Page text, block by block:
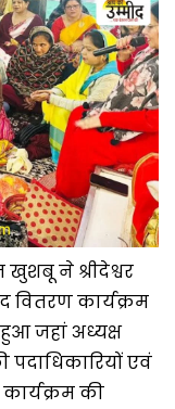
ने श्रीदेश्वर
वितरण कार्यक्रम
जहां अध्यक्ष
एवं
की